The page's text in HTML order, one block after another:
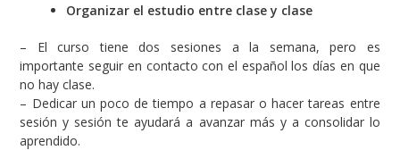
Organizar el estudio entre clase y clase
– El curso tiene dos sesiones a la semana, pero es
importante seguir en contacto con el español los días en que
no hay clase.
– Dedicar un poco de tiempo a repasar o hacer tareas entre
sesión y sesión te ayudará a avanzar más y a consolidar lo
aprendido.